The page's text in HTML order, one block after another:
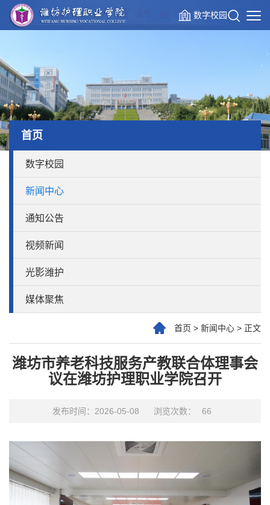
数字校园
首页
数字校园
新闻中心
通知公告
视频新闻
光影潍护
媒体聚焦
首页 > 新闻中心 > 正文
潍坊市养老科技服务产教联合体理事会
议在潍坊护理职业学院召开
发布时间：2026-05-08 浏览次数： 66